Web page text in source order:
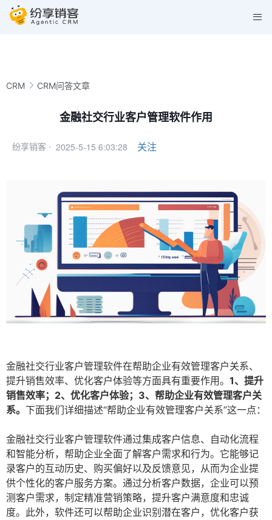
CRM CRM问答文章
金融社交行业客户管理软件作用
纷享销客 · 2025-5-15 6:03:28 关注
金融社交行业客户管理软件在帮助企业有效管理客户关系、
提升销售效率、优化客户体验等方面具有重要作用。 1、提升
销售效率；2、优化客户体验；3、帮助企业有效管理客户关
系。 下面我们详细描述“帮助企业有效管理客户关系”这一点：
金融社交行业客户管理软件通过集成客户信息、自动化流程
和智能分析，帮助企业全面了解客户需求和行为。它能够记
录客户的互动历史、购买偏好以及反馈意见，从而为企业提
供个性化的客户服务方案。通过分析客户数据，企业可以预
测客户需求，制定精准营销策略，提升客户满意度和忠诚
度。此外，软件还可以帮助企业识别潜在客户，优化客户获